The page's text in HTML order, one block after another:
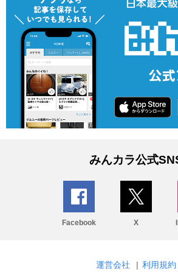
みんカラ公式
Facebook X
運営会社 | 利用規約